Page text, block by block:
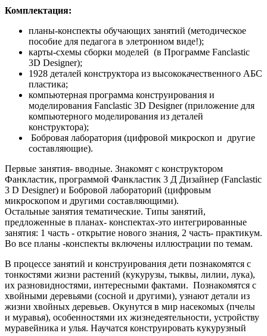
Комплектация:
планы-конспекты обучающих занятий (методическое
пособие для педагога в элетронном виде!);
карты-схемы сборки моделей (в Программе Fanclastic
3D Designer);
1928 деталей конструктора из высококачественного АБС
пластика;
компьютерная программа конструирования и
моделирования Fanclastic 3D Designer (приложение для
компьютерного моделирования из деталей
конструктора);
Бобровая лаборатория (цифровой микроскоп и другие
составляющие).
Первые занятия- вводные. Знакомят с конструктором
Фанкластик, программой Фанкластик 3 Д Дизайнер (Fanclastic
3 D Designer) и Бобровой лабораторий (цифровым
микроскопом и другими составляющими).
Остальные занятия тематические. Типы занятий,
предложенные в планах- конспектах-это интегрированные
занятия: 1 часть - открытие нового знания, 2 часть- практикум.
Во все планы -конспекты включены иллюстрации по темам.
В процессе занятий и конструирования дети познакомятся с
тонкостями жизни растений (кукурузы, тыквы, лилии, лука),
их разновидностями, интересными фактами. Познакомятся с
хвойными деревьями (сосной и другими), узнают детали из
жизни хвойных деревьев. Окунутся в мир насекомых (пчелы
и муравья), особенностями их жизнедеятельности, устройству
муравейника и улья. Научатся конструировать кукурузный